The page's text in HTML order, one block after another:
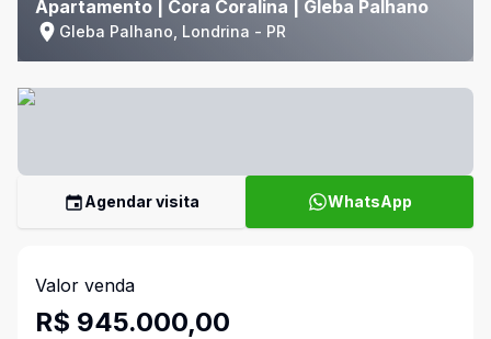
Apartamento | Cora Coralina | Gleba Palhano
Gleba Palhano, Londrina - PR
Agendar visita WhatsApp
Valor venda
R$ 945.000,00